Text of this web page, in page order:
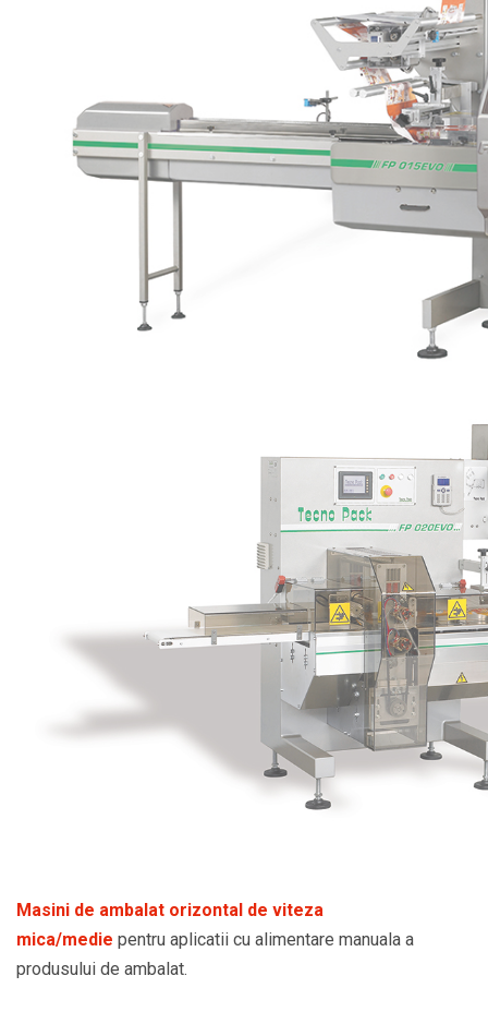
Masini de ambalat orizontal de viteza
mica/medie pentru aplicatii cu alimentare manuala a
produsului de ambalat.